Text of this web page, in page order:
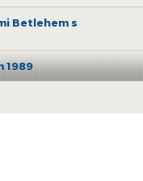
Betlehem s
1989